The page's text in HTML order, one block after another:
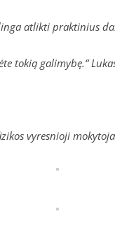
atlikti praktinius
tokią galimybę.“
vyresnioji